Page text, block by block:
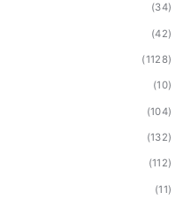
(34)
(42)
(1128)
(10)
(104)
(132)
(112)
(11)